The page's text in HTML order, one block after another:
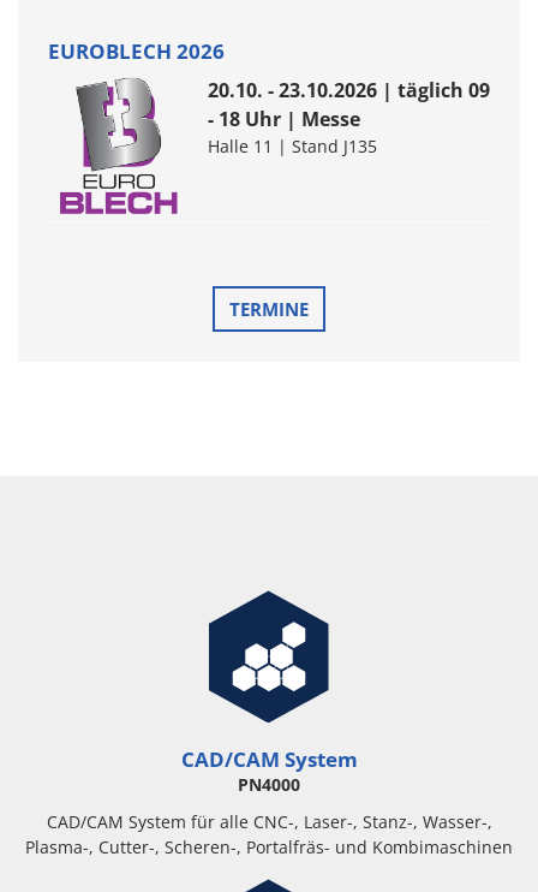
EUROBLECH 2026
20.10. - 23.10.2026 | täglich 09
- 18 Uhr | Messe
Halle 11 | Stand J135
TERMINE
CAD/CAM System
PN4000
CAD/CAM System für alle CNC-, Laser-, Stanz-, Wasser-,
Plasma-, Cutter-, Scheren-, Portalfräs- und Kombimaschinen